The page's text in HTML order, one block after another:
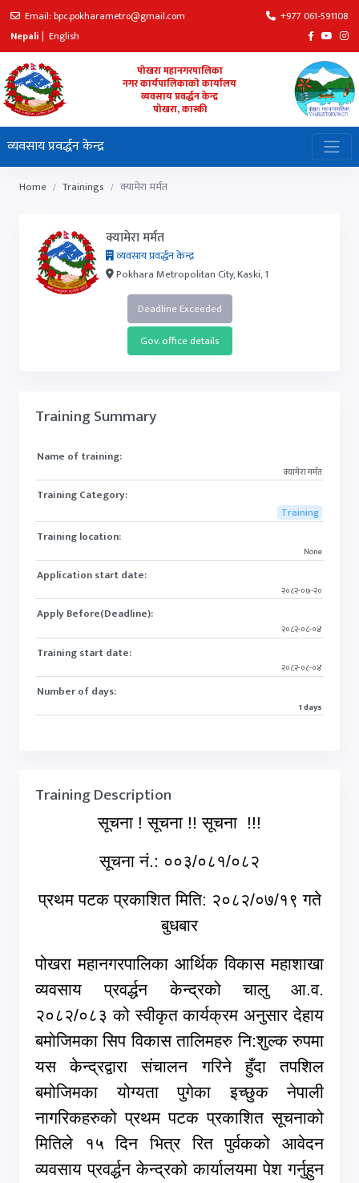
Email: bpc.pokharametro@gmail.com
+977 061-591108
Nepali | English
पोखरा महानगरपालिका
नगर कार्यपालिकाको कार्यालय
व्यवसाय प्रवर्द्धन केन्द्र
पोखरा, कास्की
व्यवसाय प्रवर्द्धन केन्द्र
Home Trainings क्यामेरा मर्मत
क्यामेरा मर्मत
व्यवसाय प्रवर्द्धन केन्द्र
Pokhara Metropolitan City, Kaski, 1
Deadline Exceeded
Gov. office details
Training Summary
Name of training:
क्यामेरा मर्मत
Training Category:
Training
Training location:
None
Application start date:
२०८२-०७-२०
Apply Before(Deadline):
२०८२-०८-०४
Training start date:
२०८२-०८-०४
Number of days:
1 days
Training Description
सूचना ! सूचना !! सूचना !!!
सूचना नं.: ००३/०८१/०८२
प्रथम पटक प्रकाशित मिति: २०८२/०७/१९ गते
बुधबार
पोखरा महानगरपालिका आर्थिक विकास महाशाखा
व्यवसाय प्रवर्द्धन केन्द्रको चालु आ.व.
२०८२/०८३ को स्वीकृत कार्यक्रम अनुसार देहाय
बमोजिमका सिप विकास तालिमहरु नि:शुल्क रुपमा
यस केन्द्रद्वारा संचालन गरिने हुँदा तपशिल
बमोजिमका योग्यता पुगेका इच्छुक नेपाली
नागरिकहरुको प्रथम पटक प्रकाशित सूचनाको
मितिले १५ दिन भित्र रित पुर्वकको आवेदन
व्यवसाय प्रवर्द्धन केन्द्रको कार्यालयमा पेश गर्नुहुन